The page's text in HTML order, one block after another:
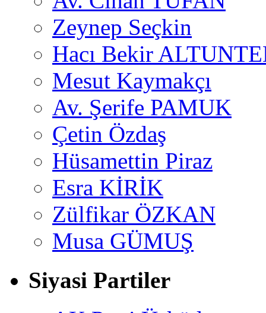
Zeynep Seçkin
Hacı Bekir
Mesut Kaymakçı
Av. Şerife PAMUK
Çetin Özdaş
Hüsamettin Piraz
Esra KİRİK
Zülfikar ÖZKAN
Musa GÜMUŞ
Siyasi Partiler